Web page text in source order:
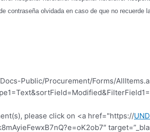
contraseña olvidada en caso de que no recuerde
Public/Procurement/Forms/
please click on <a href="https://